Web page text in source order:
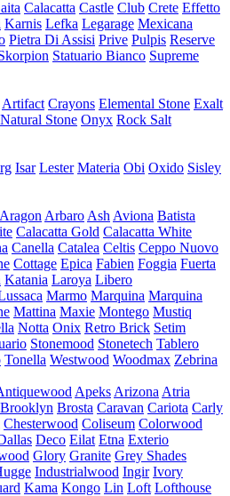
Calacatta Castle Club Crete Effetto
Karnis Lefka Legarage Mexicana
Pietra Di Assisi Prive Pulpis Reserve
Statuario Bianco Supreme
Artifact Crayons Elemental Stone Exalt
Natural Stone Onyx Rock Salt
Isar Lester Materia Obi Oxido Sisley
Aragon Arbaro Ash Aviona Batista
Calacatta Gold Calacatta White
Canella Catalea Celtis Ceppo Nuovo
Cottage Epica Fabien Foggia Fuerta
Katania Laroya Libero
Marmo Marquina Marquina
Mattina Maxie Montego Mustiq
Notta Onix Retro Brick Setim
Stonemood Stonetech Tablero
Tonella Westwood Woodmax Zebrina
Apeks Arizona Atria
Brooklyn Brosta Caravan Cariota Carly
Chesterwood Coliseum Colorwood
Deco Eilat Etna Exterio
Glory Granite Grey Shades
Industrialwood Ingir Ivory
Kama Kongo Lin Loft Lofthouse